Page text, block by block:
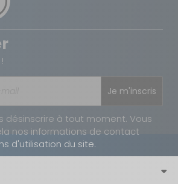
Je m'inscris
désinscrire à tout moment. Vous
nos informations de contact
d'utilisation du site.